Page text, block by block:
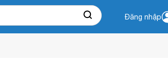
Đăng nhập